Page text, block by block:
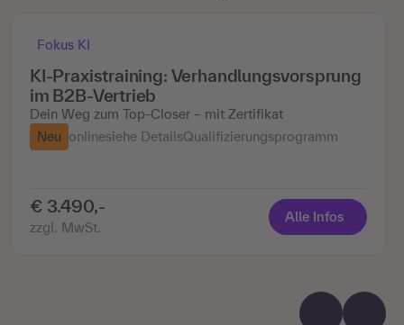
Fokus KI
KI-Praxistraining: Verhandlungsvorsprung
im B2B-Vertrieb
Dein Weg zum Top-Closer – mit Zertifikat
Neu onlinesiehe DetailsQualifizierungsprogramm
€ 3.490,-
zzgl. MwSt.
Alle Infos